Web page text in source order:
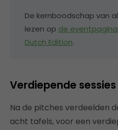
De kernboodschap van
lezen op de eventpagina
Dutch Edition.
Verdiepende sessies
Na de pitches verdeelden
acht tafels, voor een